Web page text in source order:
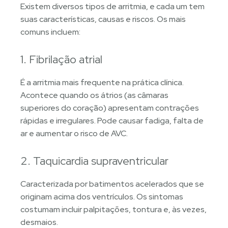
Existem diversos tipos de arritmia, e cada um tem
suas características, causas e riscos. Os mais
comuns incluem:
1. Fibrilação atrial
É a arritmia mais frequente na prática clínica.
Acontece quando os átrios (as câmaras
superiores do coração) apresentam contrações
rápidas e irregulares. Pode causar fadiga, falta de
ar e aumentar o risco de AVC.
2. Taquicardia supraventricular
Caracterizada por batimentos acelerados que se
originam acima dos ventrículos. Os sintomas
costumam incluir palpitações, tontura e, às vezes,
desmaios.